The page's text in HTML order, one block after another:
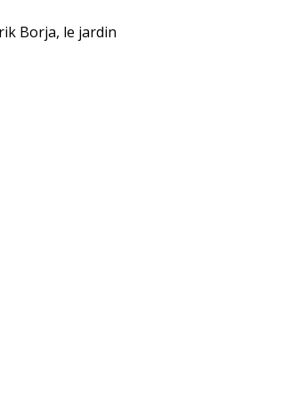
Borja, le jardin